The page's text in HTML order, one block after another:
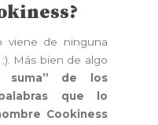
viene de ninguna
Más bien de algo
suma” de los
que lo
Cookiness